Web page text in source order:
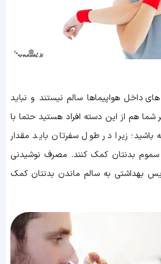
داخل هواپیماها سالم نیستند و نباید
شما هم از این دسته افراد هستید حتما با
زیرا در طول سفرتان باید مقدار
سموم بدنتان کمک کنند. مصرف نوشیدنی
بهداشتی به سالم ماندن بدنتان کمک